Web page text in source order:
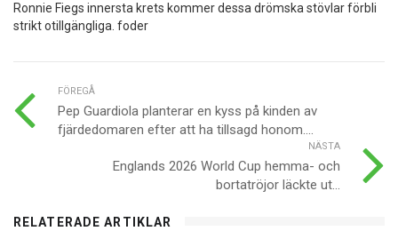
Ronnie Fiegs innersta krets kommer dessa drömska stövlar förbli
strikt otillgängliga. foder
FÖREGÅ
Pep Guardiola planterar en kyss på kinden av
fjärdedomaren efter att ha tillsagd honom....
NÄSTA
Englands 2026 World Cup hemma- och
bortatröjor läckte ut...
RELATERADE ARTIKLAR